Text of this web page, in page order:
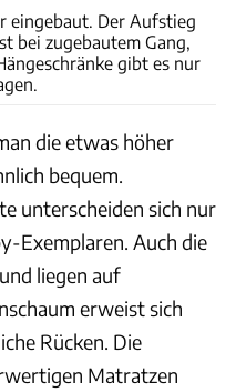
eingebaut. Der Aufstieg
bei zugebautem Gang,
gibt es nur
die etwas höher
bequem.
unterscheiden sich nur
Exemplaren. Auch die
liegen auf
erweist sich
Rücken. Die
Matratzen